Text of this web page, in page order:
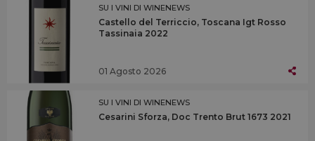
SU I VINI DI WINENEWS
Castello del Terriccio, Toscana Igt Rosso
Tassinaia 2022
01 Agosto 2026
SU I VINI DI WINENEWS
Cesarini Sforza, Doc Trento Brut 1673 2021